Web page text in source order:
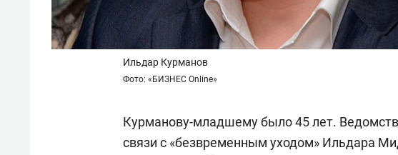
Ильдар Курманов
Фото: «БИЗНЕС Online»
Курманову-младшему было 45 лет.
связи с «безвременным уходом» Ильдара